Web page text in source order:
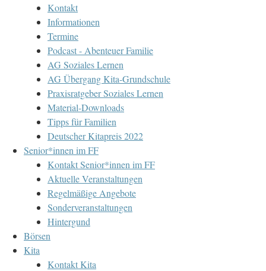
Kontakt
Informationen
Termine
Podcast - Abenteuer Familie
AG Soziales Lernen
AG Übergang Kita-Grundschule
Praxisratgeber Soziales Lernen
Material-Downloads
Tipps für Familien
Deutscher Kitapreis 2022
Senior*innen im FF
Kontakt Senior*innen im FF
Aktuelle Veranstaltungen
Regelmäßige Angebote
Sonderveranstaltungen
Hintergund
Börsen
Kita
Kontakt Kita